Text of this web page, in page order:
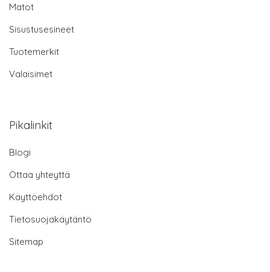
Matot
Sisustusesineet
Tuotemerkit
Valaisimet
Pikalinkit
Blogi
Ottaa yhteyttä
Käyttöehdot
Tietosuojakäytäntö
Sitemap